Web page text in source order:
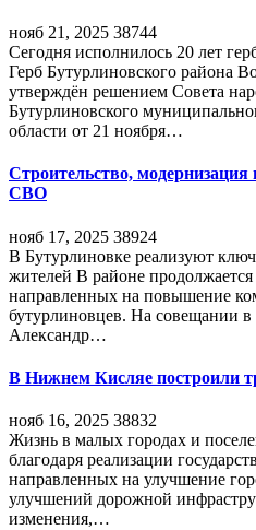
нояб 21, 2025 38744
Сегодня исполнилось 20 лет
Герб Бутурлиновского района
утверждён решением Совета
Бутурлиновского
области от 21 ноября…
Строительство,
СВО
нояб 17, 2025 38924
В Бутурлиновке реализуют
жителей В районе продолжается
направленных на повышение
бутурлиновцев. На совещании
Александр…
В Нижнем Кисляе построили
нояб 16, 2025 38832
Жизнь в малых городах и
благодаря реализации
направленных на улучшение
улучшений дорожной
изменения,…